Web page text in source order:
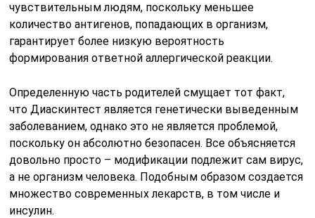
чувствительным людям, поскольку меньшее
количество антигенов, попадающих в организм,
гарантирует более низкую вероятность
формирования ответной аллергической реакции.
Определенную часть родителей смущает тот факт,
что Диаскинтест является генетически выведенным
заболеванием, однако это не является проблемой,
поскольку он абсолютно безопасен. Все объясняется
довольно просто – модификации подлежит сам вирус,
а не организм человека. Подобным образом создается
множество современных лекарств, в том числе и
инсулин.